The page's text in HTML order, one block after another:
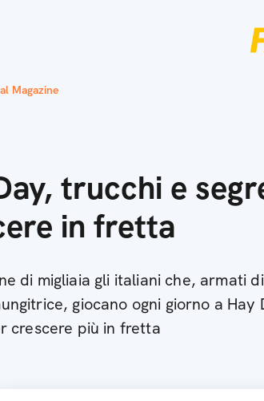
Magazine
trucchi e
in fretta
di migliaia gli italiani che, armati
giocano ogni giorno a Hay
crescere più in fretta